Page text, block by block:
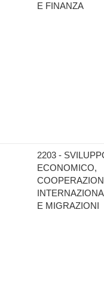
E FINANZA
2203 -
ECONOMICO,
E MIGRAZIONI